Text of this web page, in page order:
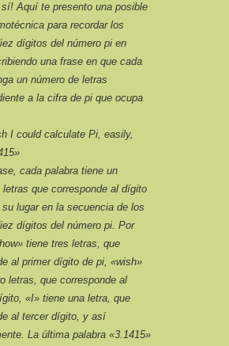
sí! Aquí te presento una posible
para recordar los
dígitos del número pi en
una frase en que cada
un número de letras
a la cifra de pi que ocupa
I could calculate Pi, easily,
cada palabra tiene un
letras que corresponde al dígito
lugar en la secuencia de los
dígitos del número pi. Por
tiene tres letras, que
al primer dígito de pi, «wish»
letras, que corresponde al
«I» tiene una letra, que
al tercer dígito, y así
La última palabra «3.1415»